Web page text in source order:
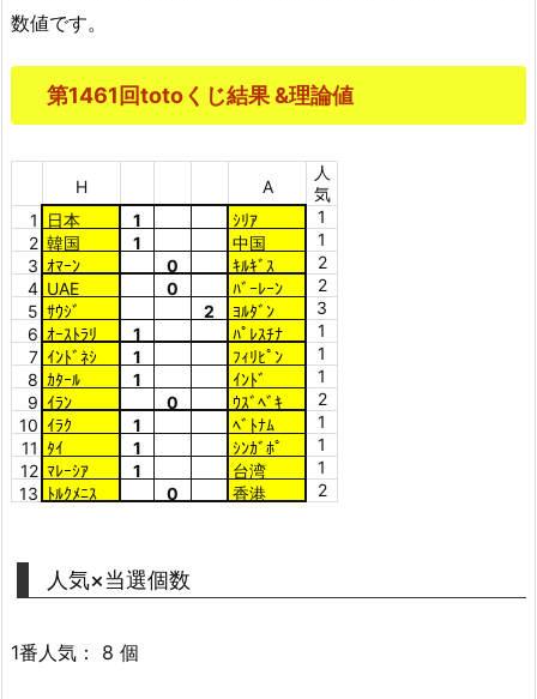
数値です。
第1461回totoくじ結果 &理論値
H A
人
気
1
日本 1 ｼﾘｱ
1
2 韓国 1 中国
1
3 ｵﾏｰﾝ 0 ｷﾙｷﾞｽ
2
4 UAE 0 ﾊﾞｰﾚｰﾝ
2
5 ｻｳｼﾞ 2 ﾖﾙﾀﾞﾝ
3
6 ｵｰｽﾄﾗﾘ 1 ﾊﾟﾚｽﾁﾅ
1
7 ｲﾝﾄﾞﾈｼ 1 ﾌｨﾘﾋﾟﾝ
1
8 ｶﾀｰﾙ 1 ｲﾝﾄﾞ
1
9 ｲﾗﾝ 0 ｳｽﾞﾍﾞｷ
2
10 ｲﾗｸ 1 ﾍﾞﾄﾅﾑ
1
11 ﾀｲ 1 ｼﾝｶﾞﾎﾟ
1
12 ﾏﾚｰｼｱ 1 台湾
1
13 ﾄﾙｸﾒﾆｽ 0 香港 2
人気×当選個数
1番人気： 8 個